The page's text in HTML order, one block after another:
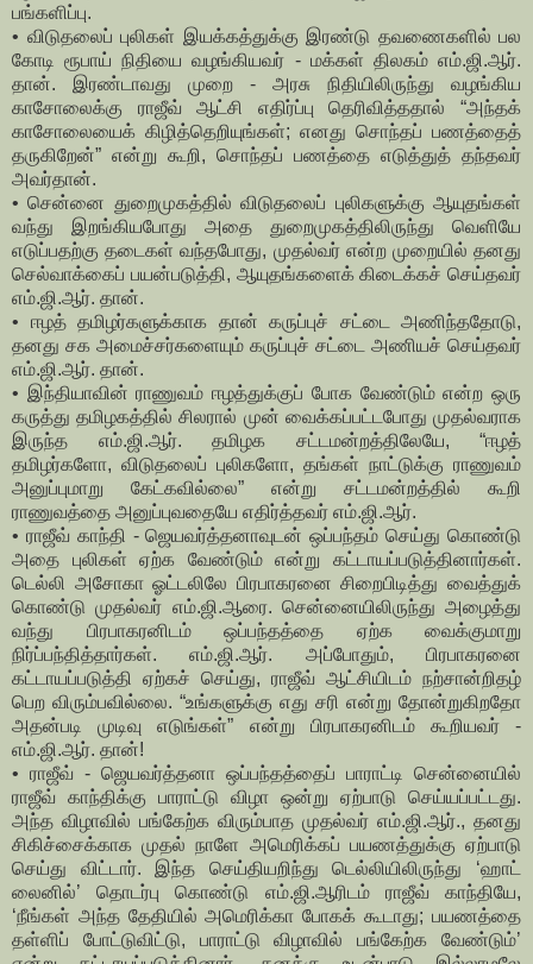
பங்களிப்பு.
• விடுதலைப் புலிகள் இயக்கத்துக்கு இரண்டு தவணைகளில் பல
கோடி ரூபாய் நிதியை வழங்கியவர் - மக்கள் திலகம் எம்.ஜி.ஆர்.
தான். இரண்டாவது முறை - அரசு நிதியிலிருந்து வழங்கிய
காசோலைக்கு ராஜீவ் ஆட்சி எதிர்ப்பு தெரிவித்ததால் “அந்தக்
காசோலையைக் கிழித்தெறியுங்கள்; எனது சொந்தப் பணத்தைத்
தருகிறேன்” என்று கூறி, சொந்தப் பணத்தை எடுத்துத் தந்தவர்
அவர்தான்.
• சென்னை துறைமுகத்தில் விடுதலைப் புலிகளுக்கு ஆயுதங்கள்
வந்து இறங்கியபோது அதை துறைமுகத்திலிருந்து வெளியே
எடுப்பதற்கு தடைகள் வந்தபோது, முதல்வர் என்ற முறையில் தனது
செல்வாக்கைப் பயன்படுத்தி, ஆயுதங்களைக் கிடைக்கச் செய்தவர்
எம்.ஜி.ஆர். தான்.
• ஈழத் தமிழர்களுக்காக தான் கருப்புச் சட்டை அணிந்ததோடு,
தனது சக அமைச்சர்களையும் கருப்புச் சட்டை அணியச் செய்தவர்
எம்.ஜி.ஆர். தான்.
• இந்தியாவின் ராணுவம் ஈழத்துக்குப் போக வேண்டும் என்ற ஒரு
கருத்து தமிழகத்தில் சிலரால் முன் வைக்கப்பட்டபோது முதல்வராக
இருந்த எம்.ஜி.ஆர். தமிழக சட்டமன்றத்திலேயே, “ஈழத்
தமிழர்களோ, விடுதலைப் புலிகளோ, தங்கள் நாட்டுக்கு ராணுவம்
அனுப்புமாறு கேட்கவில்லை” என்று சட்டமன்றத்தில் கூறி
ராணுவத்தை அனுப்புவதையே எதிர்த்தவர் எம்.ஜி.ஆர்.
• ராஜீவ் காந்தி - ஜெயவர்த்தனாவுடன் ஒப்பந்தம் செய்து கொண்டு
அதை புலிகள் ஏற்க வேண்டும் என்று கட்டாயப்படுத்தினார்கள்.
டெல்லி அசோகா ஓட்டலிலே பிரபாகரனை சிறைபிடித்து வைத்துக்
கொண்டு முதல்வர் எம்.ஜி.ஆரை. சென்னையிலிருந்து அழைத்து
வந்து பிரபாகரனிடம் ஒப்பந்தத்தை ஏற்க வைக்குமாறு
நிர்ப்பந்தித்தார்கள். எம்.ஜி.ஆர். அப்போதும், பிரபாகரனை
கட்டாயப்படுத்தி ஏற்கச் செய்து, ராஜீவ் ஆட்சியிடம் நற்சான்றிதழ்
பெற விரும்பவில்லை. “உங்களுக்கு எது சரி என்று தோன்றுகிறதோ
அதன்படி முடிவு எடுங்கள்” என்று பிரபாகரனிடம் கூறியவர் -
எம்.ஜி.ஆர். தான்!
• ராஜீவ் - ஜெயவர்த்தனா ஒப்பந்தத்தைப் பாராட்டி சென்னையில்
ராஜீவ் காந்திக்கு பாராட்டு விழா ஒன்று ஏற்பாடு செய்யப்பட்டது.
அந்த விழாவில் பங்கேற்க விரும்பாத முதல்வர் எம்.ஜி.ஆர்., தனது
சிகிச்சைக்காக முதல் நாளே அமெரிக்கப் பயணத்துக்கு ஏற்பாடு
செய்து விட்டார். இந்த செய்தியறிந்து டெல்லியிலிருந்து ‘ஹாட்
லைனில்’ தொடர்பு கொண்டு எம்.ஜி.ஆரிடம் ராஜீவ் காந்தியே,
‘நீங்கள் அந்த தேதியில் அமெரிக்கா போகக் கூடாது; பயணத்தை
தள்ளிப் போட்டுவிட்டு, பாராட்டு விழாவில் பங்கேற்க வேண்டும்’